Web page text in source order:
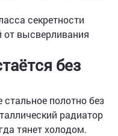
секретности
высверливания
без
стальное полотно без
радиатор
тянет холодом.